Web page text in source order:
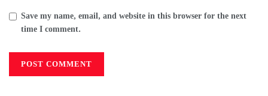
Save my name, email, and website in this browser for the next
time I comment.